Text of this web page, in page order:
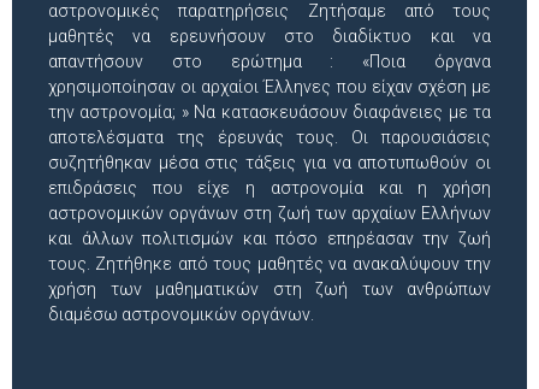
αστρονομικές παρατηρήσεις Ζητήσαμε από τους
μαθητές να ερευνήσουν στο διαδίκτυο και να
απαντήσουν στο ερώτημα : «Ποια όργανα
χρησιμοποίησαν οι αρχαίοι Έλληνες που είχαν σχέση με
την αστρονομία; » Να κατασκευάσουν διαφάνειες με τα
αποτελέσματα της έρευνάς τους. Οι παρουσιάσεις
συζητήθηκαν μέσα στις τάξεις για να αποτυπωθούν οι
επιδράσεις που είχε η αστρονομία και η χρήση
αστρονομικών οργάνων στη ζωή των αρχαίων Ελλήνων
και άλλων πολιτισμών και πόσο επηρέασαν την ζωή
τους. Ζητήθηκε από τους μαθητές να ανακαλύψουν την
χρήση των μαθηματικών στη ζωή των ανθρώπων
διαμέσω αστρονομικών οργάνων.